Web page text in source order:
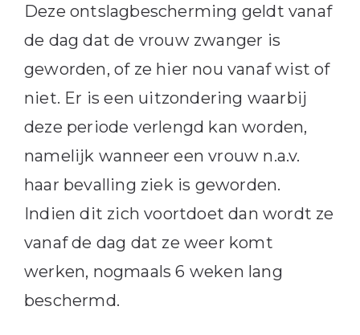
Deze ontslagbescherming geldt vanaf
de dag dat de vrouw zwanger is
geworden, of ze hier nou vanaf wist of
niet. Er is een uitzondering waarbij
deze periode verlengd kan worden,
namelijk wanneer een vrouw n.a.v.
haar bevalling ziek is geworden.
Indien dit zich voortdoet dan wordt ze
vanaf de dag dat ze weer komt
werken, nogmaals 6 weken lang
beschermd.